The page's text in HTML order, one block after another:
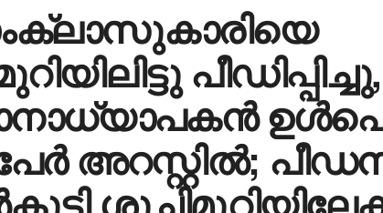
പീഡിപ്പിച്ചു,
അറസ്റ്റിൽ;